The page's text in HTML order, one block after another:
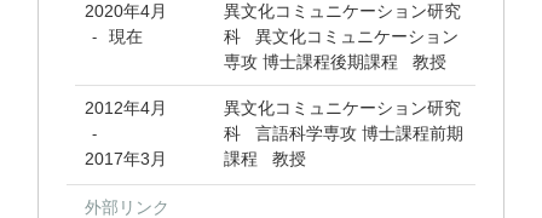
2020年4月
- 現在
異文化コミュニケーション研究
科 異文化コミュニケーション
専攻 博士課程後期課程 教授
2012年4月
-
2017年3月
異文化コミュニケーション研究
科 言語科学専攻 博士課程前期
課程 教授
外部リンク